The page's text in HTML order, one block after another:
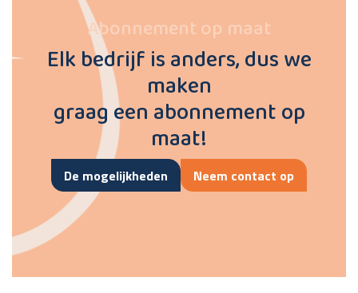
Abonnement op maat
Elk bedrijf is anders, dus we
maken
graag een abonnement op
maat!
De mogelijkheden Neem contact op